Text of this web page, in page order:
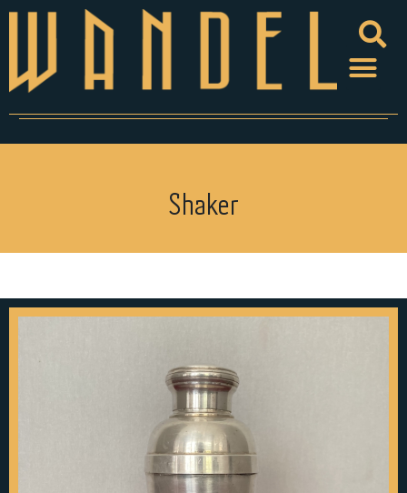
Shaker